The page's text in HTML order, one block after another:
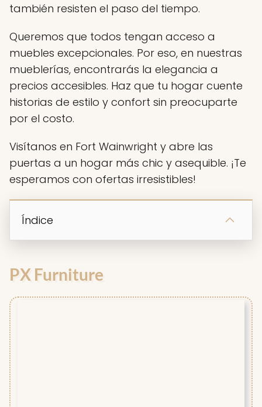
también resisten el paso del tiempo.
Queremos que todos tengan acceso a
muebles excepcionales. Por eso, en nuestras
mueblerías, encontrarás la elegancia a
precios accesibles. Haz que tu hogar cuente
historias de estilo y confort sin preocuparte
por el costo.
Visítanos en Fort Wainwright y abre las
puertas a un hogar más chic y asequible. ¡Te
esperamos con ofertas irresistibles!
Índice
PX Furniture